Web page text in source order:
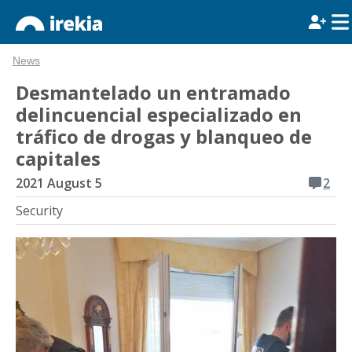
News
Desmantelado un entramado
delincuencial especializado en
tráfico de drogas y blanqueo de
capitales
2021 August 5
2
Security